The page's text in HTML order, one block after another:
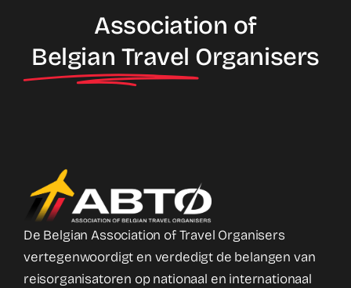
Association of
Belgian Travel Organisers
De Belgian Association of Travel Organisers
vertegenwoordigt en verdedigt de belangen van
reisorganisatoren op nationaal en internationaal